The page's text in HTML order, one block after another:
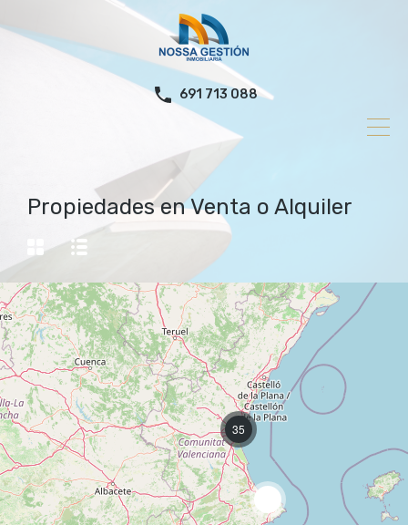
691 713 088
Propiedades en Venta o Alquiler
35